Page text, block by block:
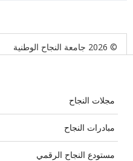
© 2026 جامعة النجاح الوطنية
مجلات النجاح
مبادرات النجاح
مستودع النجاح الرقمي